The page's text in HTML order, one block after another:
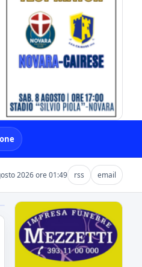
2026 ore 01:49 rss email